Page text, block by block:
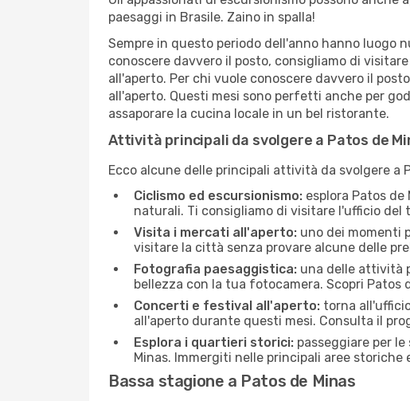
paesaggi in Brasile. Zaino in spalla!
Sempre in questo periodo dell'anno hanno luogo
conoscere davvero il posto, consigliamo di
all'aperto. Per chi vuole conoscere davvero il
all'aperto. Questi mesi sono perfetti anche per
assaporare la cucina locale in un bel ristorante.
Attività principali da svolgere a Patos de
Ecco alcune delle principali attività da svolgere a
Ciclismo ed escursionismo: esplora Patos
naturali. Ti consigliamo di visitare l'ufficio del
Visita i mercati all'aperto: uno dei momenti
visitare la città senza provare alcune delle
Fotografia paesaggistica: una delle attività
bellezza con la tua fotocamera. Scopri
Concerti e festival all'aperto: torna
all'aperto durante questi mesi. Consulta il
Esplora i quartieri storici: passeggiare per
Minas. Immergiti nelle principali aree
Bassa stagione a Patos de Minas